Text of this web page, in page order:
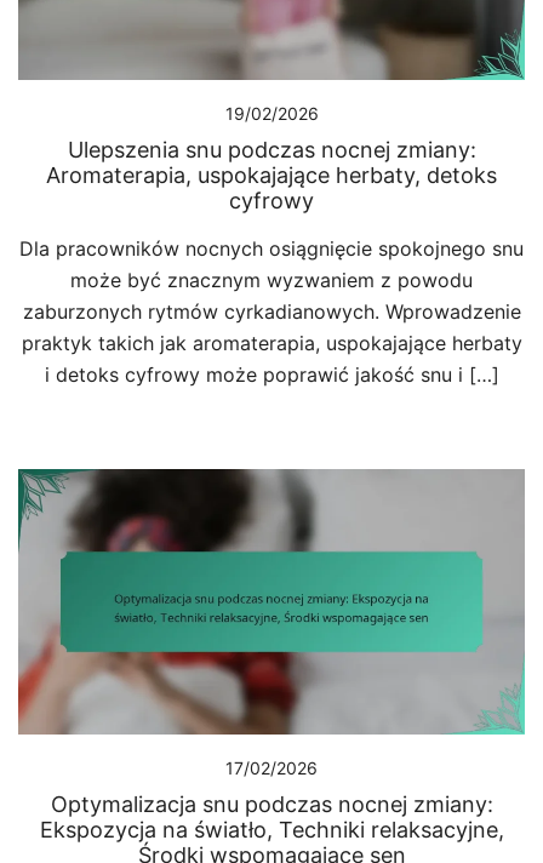
19/02/2026
Ulepszenia snu podczas nocnej zmiany:
Aromaterapia, uspokajające herbaty, detoks
cyfrowy
Dla pracowników nocnych osiągnięcie spokojnego snu
może być znacznym wyzwaniem z powodu
zaburzonych rytmów cyrkadianowych. Wprowadzenie
praktyk takich jak aromaterapia, uspokajające herbaty
i detoks cyfrowy może poprawić jakość snu i […]
17/02/2026
Optymalizacja snu podczas nocnej zmiany:
Ekspozycja na światło, Techniki relaksacyjne,
Środki wspomagające sen